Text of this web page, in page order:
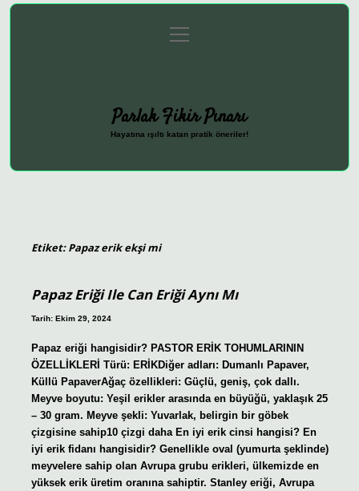
Gizlilik Politikası
menüyü
aç
Parlak Fikir Pınarı
Hayatına ışıltı katan pratik öneriler!
Etiket:Papaz erik ekşi mi
Papaz Eriği Ile Can Eriği Aynı Mı
Tarih: Ekim 29, 2024
Papaz eriği hangisidir? PASTOR ERİK TOHUMLARININ
ÖZELLİKLERİ Türü: ERİKDiğer adları: Dumanlı Papaver,
Küllü PapaverAğaç özellikleri: Güçlü, geniş, çok dallı.
Meyve boyutu: Yeşil erikler arasında en büyüğü, yaklaşık 25
– 30 gram. Meyve şekli: Yuvarlak, belirgin bir göbek
çizgisine sahip10 çizgi daha En iyi erik cinsi hangisi? En
iyi erik fidanı hangisidir? Genellikle oval (yumurta şeklinde)
meyvelere sahip olan Avrupa grubu erikleri, ülkemizde en
yüksek erik üretim oranına sahiptir. Stanley eriği, Avrupa